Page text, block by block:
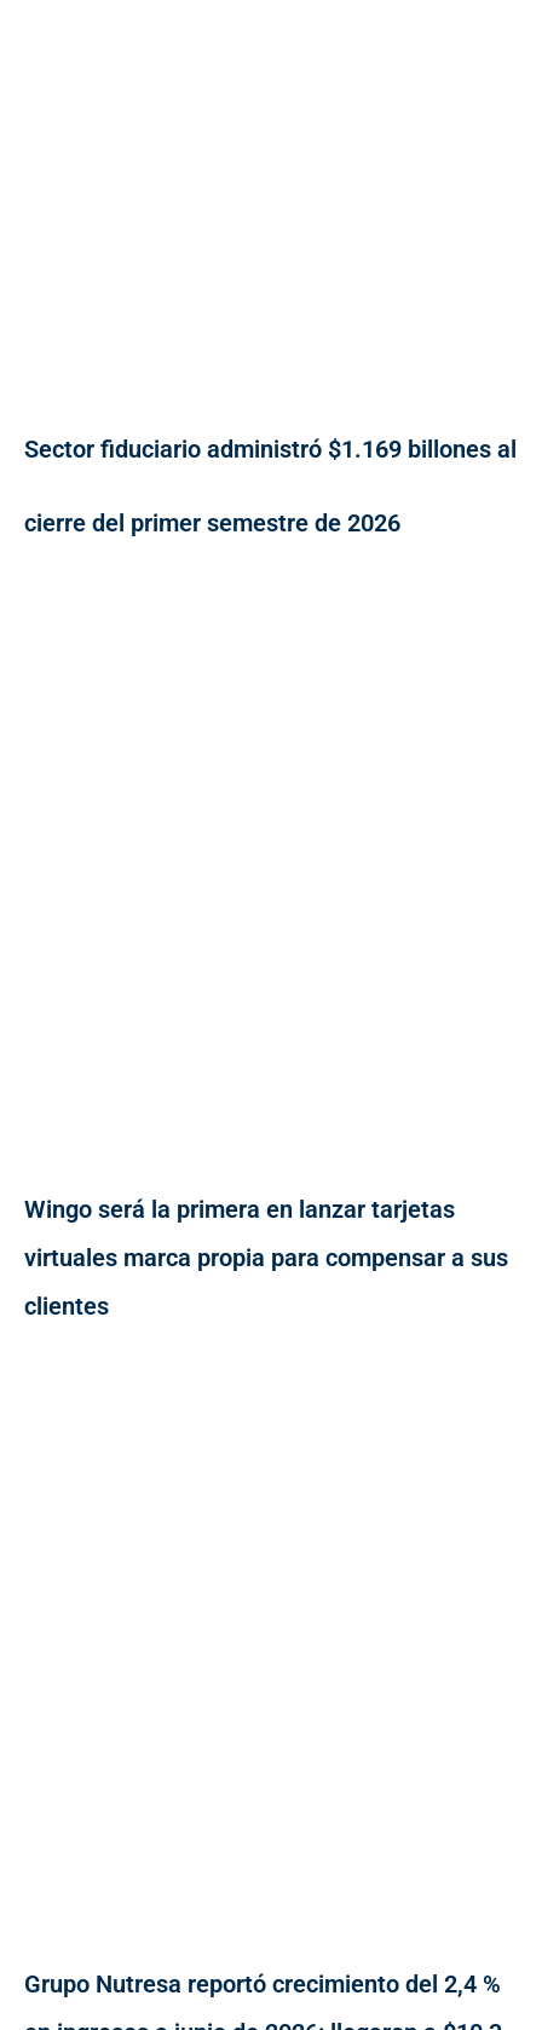
Sector fiduciario administró $1.169 billones al
cierre del primer semestre de 2026
Wingo será la primera en lanzar tarjetas
virtuales marca propia para compensar a sus
clientes
Grupo Nutresa reportó crecimiento del 2,4 %